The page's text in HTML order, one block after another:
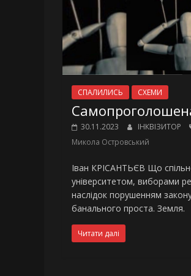
СПАЛИЛИСЬ СХЕМИ
30.11.2023 ІНКВІЗИТОР
Микола Островський
Іван КРІСАНТЬЄВ Що
університетом, виборами
наслідок порушенням
банального проста. Земля.
Читати далі